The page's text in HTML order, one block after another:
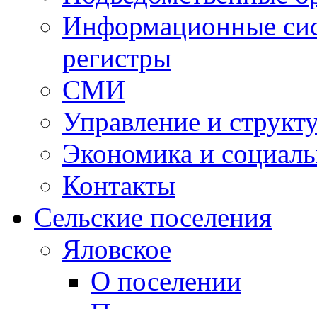
Информационные
регистры
СМИ
Управление и
Экономика и
Контакты
Сельские поселения
Яловское
О поселении